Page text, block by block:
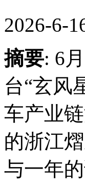
2026-6-
摘要: 6
台“玄风
车产业
的浙江
与一年